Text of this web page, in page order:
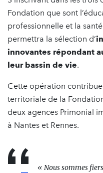
Fondation que sont
professionnelle et la
permettra la sélection d’
innovantes répondant
leur bassin de vie.
Cette opération
territoriale de la
deux agences Primonial
à Nantes et Rennes.
« Nous sommes